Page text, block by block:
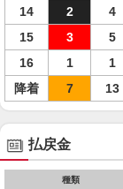
14
2 4
15
3 5
16
1 1
降着
7 13
払戻金
種類